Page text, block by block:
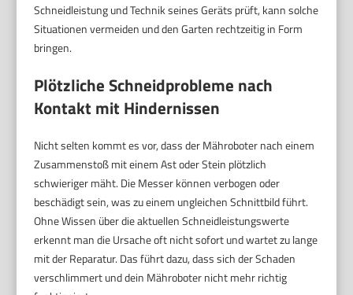
Schneidleistung und Technik seines Geräts prüft, kann solche
Situationen vermeiden und den Garten rechtzeitig in Form
bringen.
Plötzliche Schneidprobleme nach
Kontakt mit Hindernissen
Nicht selten kommt es vor, dass der Mähroboter nach einem
Zusammenstoß mit einem Ast oder Stein plötzlich
schwieriger mäht. Die Messer können verbogen oder
beschädigt sein, was zu einem ungleichen Schnittbild führt.
Ohne Wissen über die aktuellen Schneidleistungswerte
erkennt man die Ursache oft nicht sofort und wartet zu lange
mit der Reparatur. Das führt dazu, dass sich der Schaden
verschlimmert und dein Mähroboter nicht mehr richtig